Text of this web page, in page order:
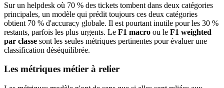
Sur un helpdesk où 70 % des tickets tombent dans deux catégories
principales, un modèle qui prédit toujours ces deux catégories
obtient 70 % d'accuracy globale. Il est pourtant inutile pour les 30 %
restants, parfois les plus urgents. Le F1 macro ou le F1 weighted
par classe sont les seules métriques pertinentes pour évaluer une
classification déséquilibrée.
Les métriques métier à relier